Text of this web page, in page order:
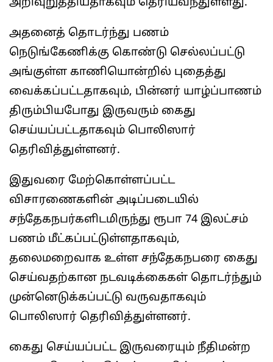
அதனைத் தொடர்ந்து பணம்
நெடுங்கேணிக்கு கொண்டு செல்லப்பட்டு
அங்குள்ள காணியொன்றில் புதைத்து
வைக்கப்பட்டதாகவும், பின்னர் யாழ்ப்பாணம்
திரும்பியபோது இருவரும் கைது
செய்யப்பட்டதாகவும் பொலிஸார்
தெரிவித்துள்ளனர்.
இதுவரை மேற்கொள்ளப்பட்ட
விசாரணைகளின் அடிப்படையில்
சந்தேகநபர்களிடமிருந்து ரூபா 74 இலட்சம்
பணம் மீட்கப்பட்டுள்ளதாகவும்,
தலைமறைவாக உள்ள சந்தேகநபரை கைது
செய்வதற்கான நடவடிக்கைகள் தொடர்ந்தும்
முன்னெடுக்கப்பட்டு வருவதாகவும்
பொலிஸார் தெரிவித்துள்ளனர்.
கைது செய்யப்பட்ட இருவரையும் நீதிமன்ற